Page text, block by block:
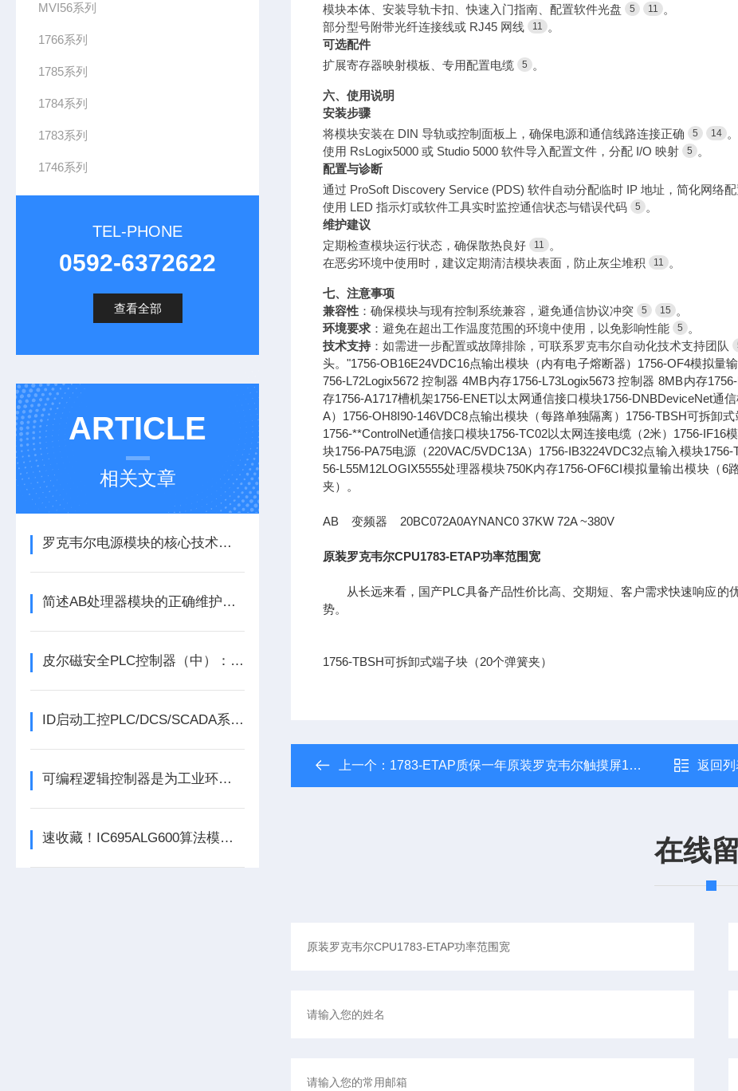
MVI56系列
1766系列
1785系列
1784系列
1783系列
1746系列
TEL-PHONE
0592-6372622
查看全部
ARTICLE
相关文章
罗克韦尔电源模块的核心技术特性与产品优势
简述AB处理器模块的正确维护保养方法
皮尔磁安全PLC控制器（中）：功能与应用
ID启动工控PLC/DCS/SCADA系列份额报告
可编程逻辑控制器是为工业环境设计的数字运算控制系统
速收藏！IC695ALG600算法模块常见故障的解决方法分享
模块本体、安装导轨卡扣、快速入门指南、配置软件光盘
5 11
。
部分型号附带光纤连接线或 RJ45 网线
11
。
可选配件
扩展寄存器映射模板、专用配置电缆
5 。
六、使用说明
安装步骤
将模块安装在 DIN 导轨或控制面板上，确保电源和通信线路连接正确
5 14 。
使用 RsLogix5000 或 Studio 5000 软件导入配置文件，分配 I/O 映射
5
。
配置与诊断
通过 ProSoft Discovery Service (PDS) 软件自动分配临时 IP 地址，简化网络配
使用 LED 指示灯或软件工具实时监控通信状态与错误代码
5
。
维护建议
定期检查模块运行状态，确保散热良好
11
。
在恶劣环境中使用时，建议定期清洁模块表面，防止灰尘堆积
11 。
七、注意事项
兼容性 ：确保模块与现有控制系统兼容，避免通信协议冲突 5 15
。
环境要求 ：避免在超出工作温度范围的环境中使用，以免影响性能 5
。
技术支持：如需进一步配置或故障排除，可联系罗克韦尔自动化技术支持团队
头。"1756-OB16E24VDC16点输出模块（内有电子熔断器）1756-OF4模拟量
756-L72Logix5672 控制器 4MB内存1756-L73Logix5673 控制器 8MB内存
存1756-A1717槽机架1756-ENET以太网通信接口模块1756-DNBDeviceNet通
A）1756-OH8I90-146VDC8点输出模块（每路单独隔离）1756-TBSH可拆卸
1756-**ControlNet通信接口模块1756-TC02以太网连接电缆（2米）1756-
块1756-PA75电源（220VAC/5VDC13A）1756-IB3224VDC32点输入模块
56-L55M12LOGIX5555处理器模块750K内存1756-OF6CI模拟量输出模块（
夹）。
AB 变频器 20BC072A0AYNANC0 37KW 72A ~380V
原装罗克韦尔CPU1783-ETAP功率范围宽
从长远来看，国产PLC具备产品性价比高、交期短、客户需求快速响应的
势。
1756-TBSH可拆卸式端子块（20个弹簧夹）
上一个： 1783-ETAP质保一年原装罗克韦尔触摸屏1783-ETAP终生服务 返回列
在线